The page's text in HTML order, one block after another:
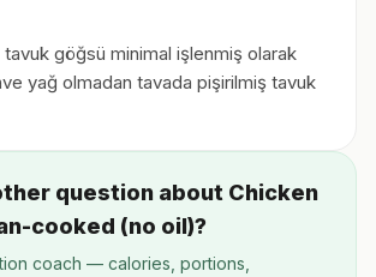
tavuk göğsü minimal işlenmiş olarak
İlave yağ olmadan tavada pişirilmiş tavuk
question about Chicken
cooked (no oil)?
coach — calories, portions,